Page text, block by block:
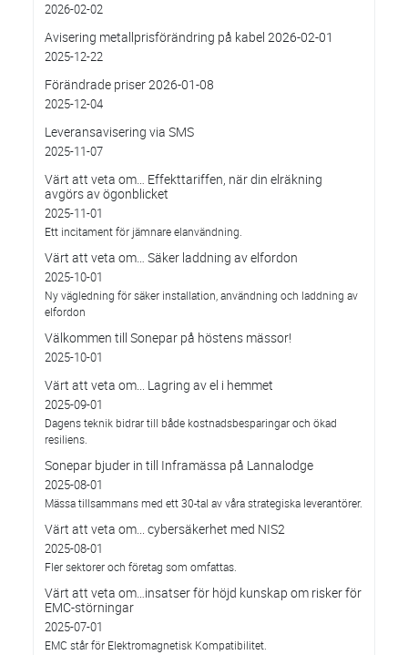
2026-02-02
Avisering metallprisförändring på kabel 2026-02-01
2025-12-22
Förändrade priser 2026-01-08
2025-12-04
Leveransavisering via SMS
2025-11-07
Värt att veta om… Effekttariffen, när din elräkning
avgörs av ögonblicket
2025-11-01
Ett incitament för jämnare elanvändning.
Värt att veta om… Säker laddning av elfordon
2025-10-01
Ny vägledning för säker installation, användning och laddning av
elfordon
Välkommen till Sonepar på höstens mässor!
2025-10-01
Värt att veta om... Lagring av el i hemmet
2025-09-01
Dagens teknik bidrar till både kostnadsbesparingar och ökad
resiliens.
Sonepar bjuder in till Inframässa på Lannalodge
2025-08-01
Mässa tillsammans med ett 30-tal av våra strategiska leverantörer.
Värt att veta om... cybersäkerhet med NIS2
2025-08-01
Fler sektorer och företag som omfattas.
Värt att veta om…insatser för höjd kunskap om risker för
EMC-störningar
2025-07-01
EMC står för Elektromagnetisk Kompatibilitet.